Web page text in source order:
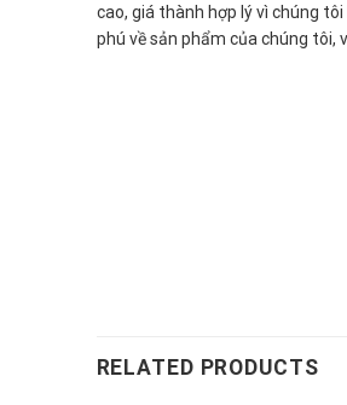
cao, giá thành hợp lý vì chúng
phú về sản phẩm của chúng tôi,
RELATED PRODUCTS